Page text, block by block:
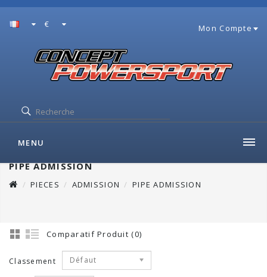
Mon Compte
€
MENU
PIPE ADMISSION
PIECES ADMISSION PIPE ADMISSION
Comparatif Produit (0)
Classement Défaut